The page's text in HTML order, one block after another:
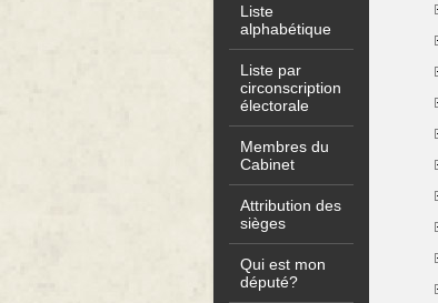
Liste
alphabétique
Liste par
circonscription
électorale
Membres du
Cabinet
Attribution des
sièges
Qui est mon
député?